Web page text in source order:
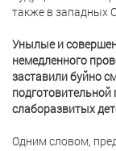
также в западных
Унылые и
немедленного
заставили буйно
слаборазвитых
Одним словом,